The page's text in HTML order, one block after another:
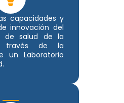
capacidades y
innovación del
de salud de la
través de la
un Laboratorio